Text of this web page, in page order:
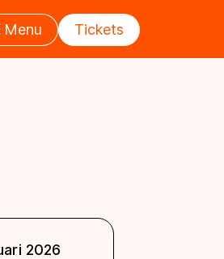
Menu Tickets
2026